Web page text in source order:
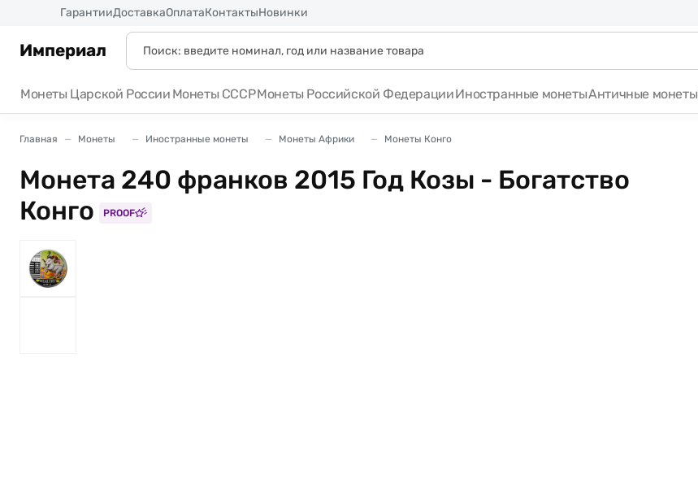
ГарантииДоставкаОплатаКонтактыНовинки
Империал
Монеты Царской России Монеты СССРМонеты Российской ФедерацииИностранные монетыАнтичные монеты
Главная Монеты Иностранные монеты Монеты Африки Монеты Конго
Монета 240 франков 2015 Год Козы - Богатство
Конго
PROOF